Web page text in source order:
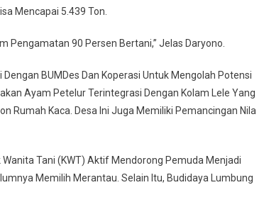
Mencapai 5.439 Ton.
Pengamatan 90 Persen Bertani,” Jelas Daryono.
BUMDes Dan Koperasi Untuk Mengolah Potensi
Ayam Petelur Terintegrasi Dengan Kolam Lele Yang
Rumah Kaca. Desa Ini Juga Memiliki Pemancingan Nila
Tani (KWT) Aktif Mendorong Pemuda Menjadi
Memilih Merantau. Selain Itu, Budidaya Lumbung